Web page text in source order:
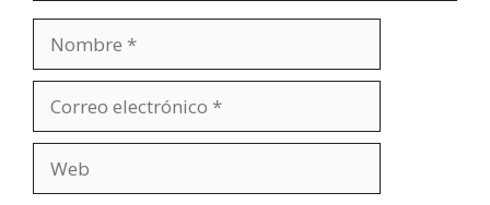
electrónico